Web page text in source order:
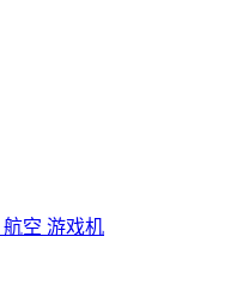
航空 游戏机